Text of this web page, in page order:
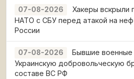
07-08-2026
Хакеры вскрыли
НАТО с СБУ перед атакой на
России
07-08-2026
Бывшие
Украинскую добровольческую
составе ВС РФ